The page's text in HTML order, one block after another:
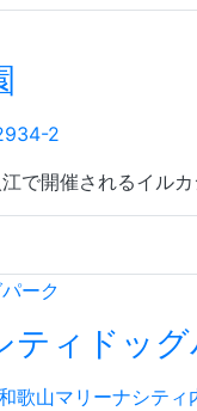
2
で開催されるイル
ティドッグ
歌山マリーナシティ